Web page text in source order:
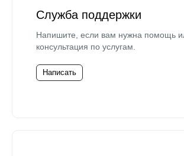
Служба поддержки
Напишите, если вам нужна помощь
консультация по услугам.
Написать